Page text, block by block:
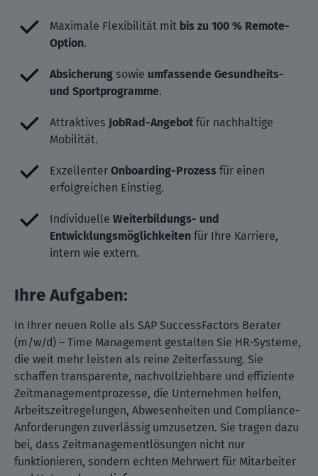
Maximale Flexibilität mit bis zu 100 % Remote-
Option.
Absicherung sowie umfassende Gesundheits-
und Sportprogramme.
Attraktives JobRad-Angebot für nachhaltige
Mobilität.
Exzellenter Onboarding-Prozess für einen
erfolgreichen Einstieg.
Individuelle Weiterbildungs- und
Entwicklungsmöglichkeiten für Ihre Karriere,
intern wie extern.
Ihre Aufgaben:
In Ihrer neuen Rolle als SAP SuccessFactors Berater
(m/w/d) – Time Management gestalten Sie HR-Systeme,
die weit mehr leisten als reine Zeiterfassung. Sie
schaffen transparente, nachvollziehbare und effiziente
Zeitmanagementprozesse, die Unternehmen helfen,
Arbeitszeitregelungen, Abwesenheiten und Compliance-
Anforderungen zuverlässig umzusetzen. Sie tragen dazu
bei, dass Zeitmanagementlösungen nicht nur
funktionieren, sondern echten Mehrwert für Mitarbeiter